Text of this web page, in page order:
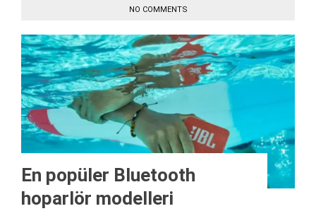
NO COMMENTS
En popüler Bluetooth
hoparlör modelleri